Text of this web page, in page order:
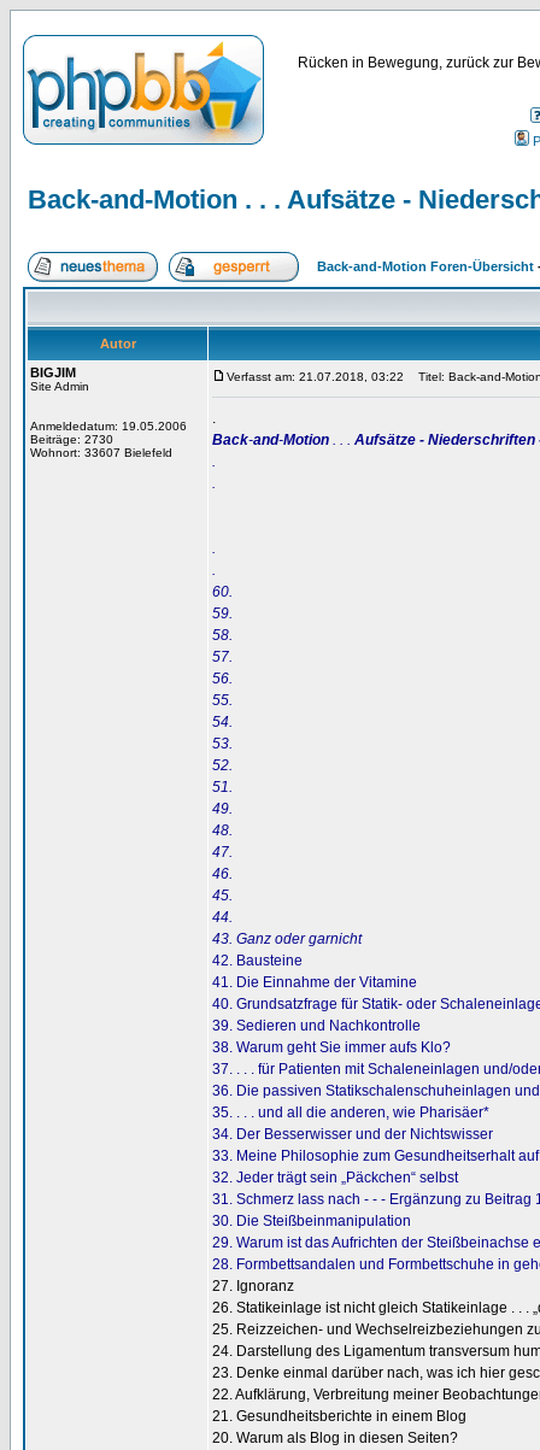
Rücken in Bewegung, zurück zur
Back-and-Motion . . . Aufsätze -
Back-and-Motion Foren-Übersicht
Autor
BIGJIM
Site Admin
Anmeldedatum: 19.05.2006
Beiträge: 2730
Wohnort: 33607 Bielefeld
Verfasst am: 21.07.2018, 03:22 Titel: Back-and-
.
Back-and-Motion . . . Aufsätze - Niederschriften
.
.
.
.
60.
59.
58.
57.
56.
55.
54.
53.
52.
51.
49.
48.
47.
46.
45.
44.
43. Ganz oder garnicht
42. Bausteine
41. Die Einnahme der Vitamine
40. Grundsatzfrage für Statik- oder
39. Sedieren und Nachkontrolle
38. Warum geht Sie immer aufs Klo?
37. . . . für Patienten mit Schaleneinlagen und/
36. Die passiven Statikschalenschuheinlagen
35. . . . und all die anderen, wie Pharisäer*
34. Der Besserwisser und der Nichtswisser
33. Meine Philosophie zum Gesundheitserhalt
32. Jeder trägt sein „Päckchen“ selbst
31. Schmerz lass nach - - - Ergänzung zu Beitrag
30. Die Steißbeinmanipulation
29. Warum ist das Aufrichten der Steißbeinachse
28. Formbettsandalen und Formbettschuhe in
27. Ignoranz
26. Statikeinlage ist nicht gleich Statikeinlage . . .
25. Reizzeichen- und Wechselreizbeziehungen
24. Darstellung des Ligamentum transversum
23. Denke einmal darüber nach, was ich hier
22. Aufklärung, Verbreitung meiner
21. Gesundheitsberichte in einem Blog
20. Warum als Blog in diesen Seiten?